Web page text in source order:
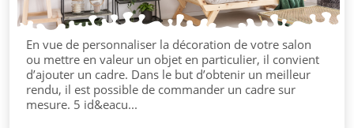
En vue de personnaliser la décoration de votre salon
ou mettre en valeur un objet en particulier, il convient
d’ajouter un cadre. Dans le but d’obtenir un meilleur
rendu, il est possible de commander un cadre sur
mesure. 5 id&eacu...